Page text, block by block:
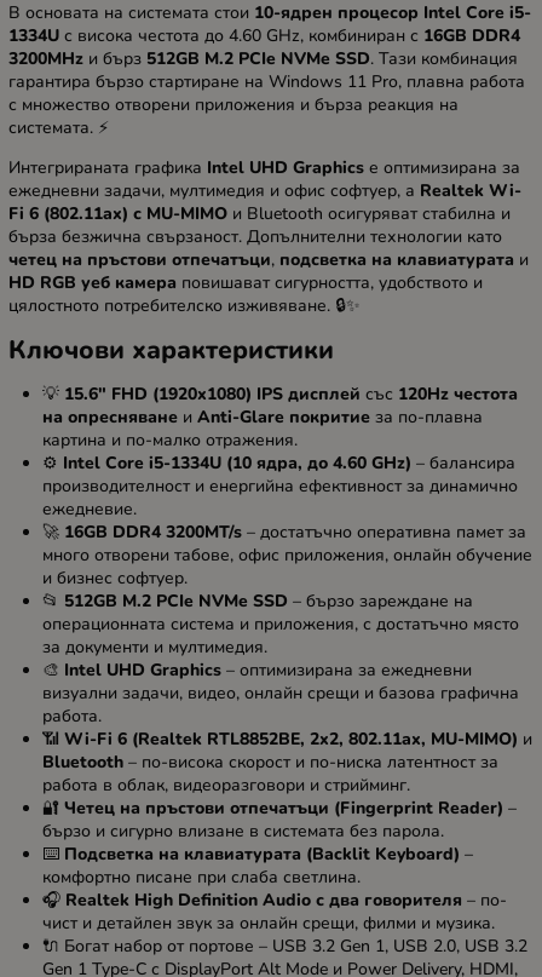
В основата на системата стои 10-ядрен процесор Intel Core i5-
1334U с висока честота до 4.60 GHz, комбиниран с 16GB DDR4
3200MHz и бърз 512GB M.2 PCIe NVMe SSD. Тази комбинация
гарантира бързо стартиране на Windows 11 Pro, плавна работа
с множество отворени приложения и бърза реакция на
системата. ⚡
Интегрираната графика Intel UHD Graphics е оптимизирана за
ежедневни задачи, мултимедия и офис софтуер, а Realtek Wi-
Fi 6 (802.11ax) с MU-MIMO и Bluetooth осигуряват стабилна и
бърза безжична свързаност. Допълнителни технологии като
четец на пръстови отпечатъци, подсветка на клавиатурата и
HD RGB уеб камера повишават сигурността, удобството и
цялостното потребителско изживяване. 🔒✨
Ключови характеристики
💡 15.6" FHD (1920x1080) IPS дисплей със 120Hz честота
на опресняване и Anti-Glare покритие за по-плавна
картина и по-малко отражения.
⚙️ Intel Core i5-1334U (10 ядра, до 4.60 GHz) – балансира
производителност и енергийна ефективност за динамично
ежедневие.
🚀 16GB DDR4 3200MT/s – достатъчно оперативна памет за
много отворени табове, офис приложения, онлайн обучение
и бизнес софтуер.
📂 512GB M.2 PCIe NVMe SSD – бързо зареждане на
операционната система и приложения, с достатъчно място
за документи и мултимедия.
🎨 Intel UHD Graphics – оптимизирана за ежедневни
визуални задачи, видео, онлайн срещи и базова графична
работа.
📶 Wi-Fi 6 (Realtek RTL8852BE, 2x2, 802.11ax, MU-MIMO) и
Bluetooth – по-висока скорост и по-ниска латентност за
работа в облак, видеоразговори и стрийминг.
🔐 Четец на пръстови отпечатъци (Fingerprint Reader) –
бързо и сигурно влизане в системата без парола.
⌨️ Подсветка на клавиатурата (Backlit Keyboard) –
комфортно писане при слаба светлина.
🎧 Realtek High Definition Audio с два говорителя – по-
чист и детайлен звук за онлайн срещи, филми и музика.
🔌 Богат набор от портове – USB 3.2 Gen 1, USB 2.0, USB 3.2
Gen 1 Type-C с DisplayPort Alt Mode и Power Delivery, HDMI,